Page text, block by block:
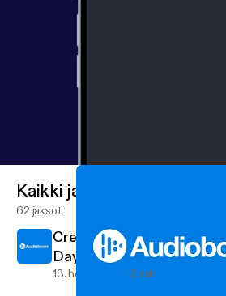
Kaikki jaksot
62 jaksot
Creating your
Day
13. helmi 2014 2 min